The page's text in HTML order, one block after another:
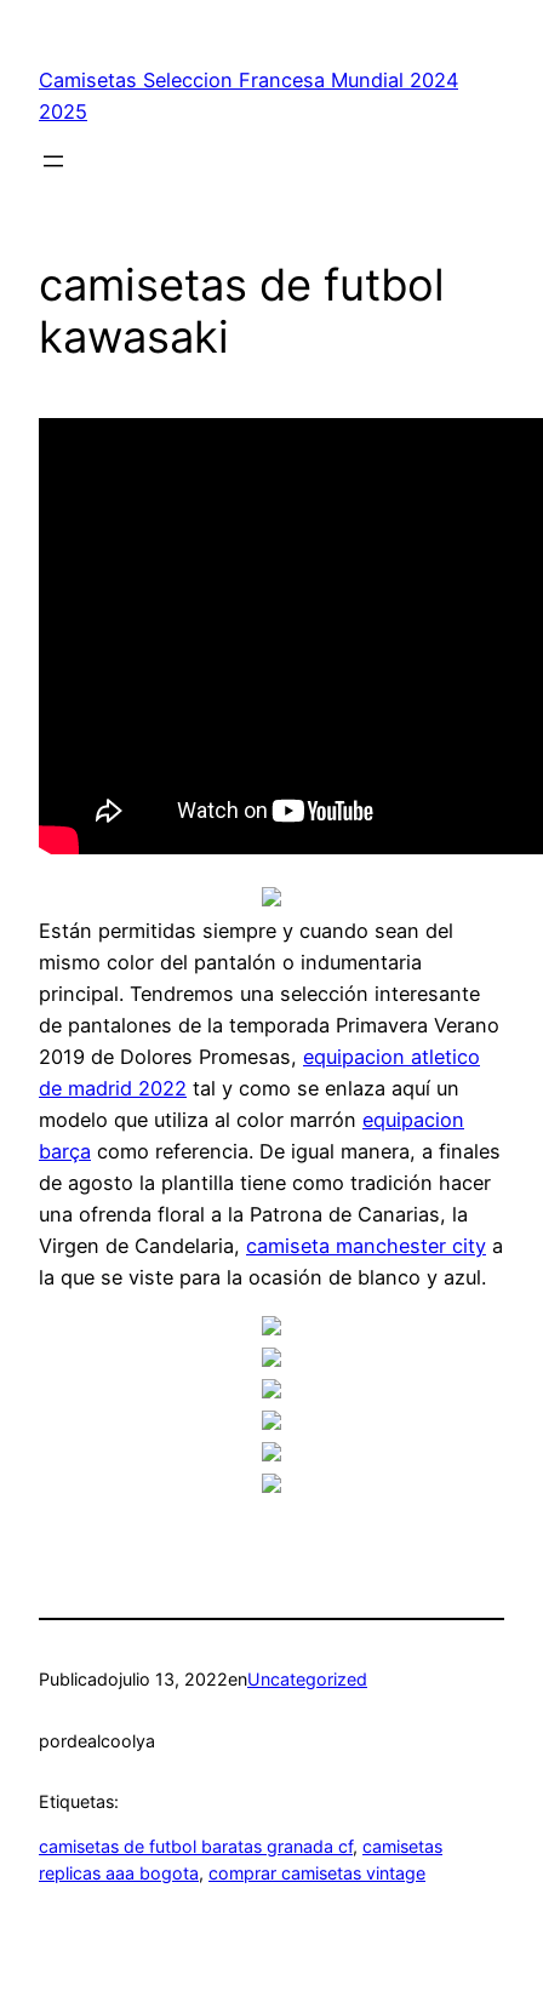
contenido
Camisetas Seleccion Francesa Mundial 2024
2025
camisetas de futbol
kawasaki
Están permitidas siempre y cuando sean del
mismo color del pantalón o indumentaria
principal. Tendremos una selección interesante
de pantalones de la temporada Primavera Verano
2019 de Dolores Promesas, equipacion atletico
de madrid 2022 tal y como se enlaza aquí un
modelo que utiliza al color marrón equipacion
barça como referencia. De igual manera, a finales
de agosto la plantilla tiene como tradición hacer
una ofrenda floral a la Patrona de Canarias, la
Virgen de Candelaria, camiseta manchester city a
la que se viste para la ocasión de blanco y azul.
Publicadojulio 13, 2022enUncategorized
pordealcoolya
Etiquetas:
camisetas de futbol baratas granada cf, camisetas
replicas aaa bogota, comprar camisetas vintage